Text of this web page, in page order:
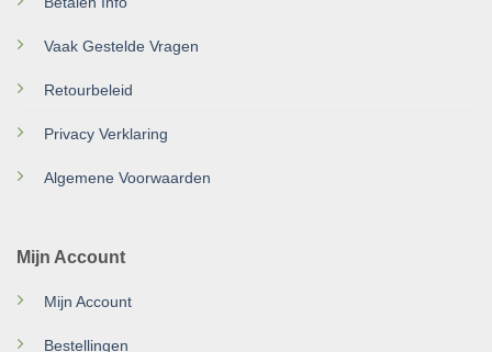
Vaak Gestelde Vragen
Retourbeleid
Privacy Verklaring
Algemene Voorwaarden
Mijn Account
Mijn Account
Bestellingen